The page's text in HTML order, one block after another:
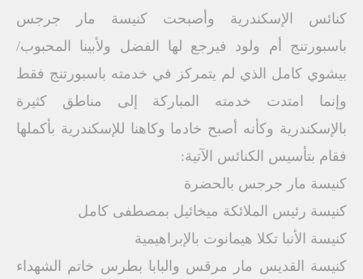
كنائس الإسكندرية وأصبحت كنيسة مار جرجس
باسبورتنج أم ولود فيرجع لها الفضل ولأبينا المحبوب/
بيشوي كامل الذي لم يتمركز في خدمته باسبورتنج فقط
وإنما امتدت خدمته المباركة إلى مناطق كثيرة
بالإسكندرية وكأنه أصبح خادما وكاهنا للإسكندرية بأكملها
فقام بتأسيس الكنائس الآتية:
كنيسة مار جرجس بالحضرة
كنيسة رئيس الملائكة ميخائيل بمصطفى كامل
كنيسة الأنبا تكلا هيمانوت بالإبراهيمية
كنيسة القديس مار مرقس والبابا بطرس خاتم الشهداء